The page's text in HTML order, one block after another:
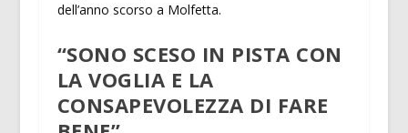
dell’anno scorso a Molfetta.
“SONO SCESO IN PISTA CON
LA VOGLIA E LA
CONSAPEVOLEZZA DI FARE